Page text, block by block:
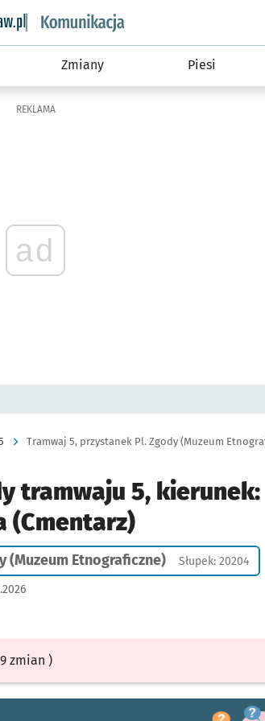
wroclaw.pl podserwis: Komunikacja
Zmiany Piesi
REKLAMA
ad
tramwaju 5, kierunek:
(Cmentarz)
(Muzeum Etnograficzne) Słupek: 20204
zmian )